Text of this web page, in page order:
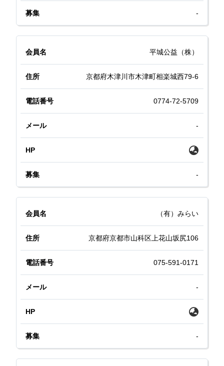
-
平城公益（株）
京都府木津川市木津町相楽城西79-6
0774-72-5709
-
-
（有）みらい
京都府京都市山科区上花山坂尻106
075-591-0171
-
-